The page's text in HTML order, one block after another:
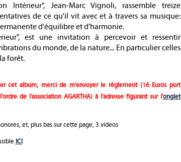
Intérieur", Jean-Marc Vignoli, rassemble treize
de ce qu'il vit avec et à travers sa musique:
d'équilibre et d'harmonie.
est une invitation à percevoir et ressentir
du monde, de la nature... En particulier celles
forêt.
cet album, merci de m'envoyer le règlement (16 Euros port
de l'association AGARTHA) à l'adresse figurant sur l'onglet
et, plus bas sur cette page, 3 videos
ICI